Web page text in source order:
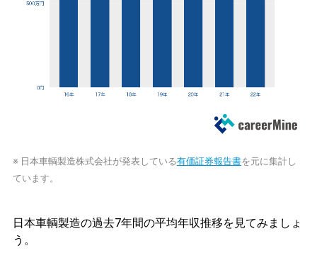
※ 日本車輌製造株式会社が発表している有価証券報告書を元に集計し
ています。
日本車輌製造の過去7年間の平均年収推移を見てみましょ
う。